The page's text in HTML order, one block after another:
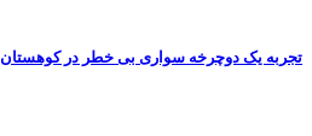
تجربه یک دوچرخه سواری بی خطر در کوهستان